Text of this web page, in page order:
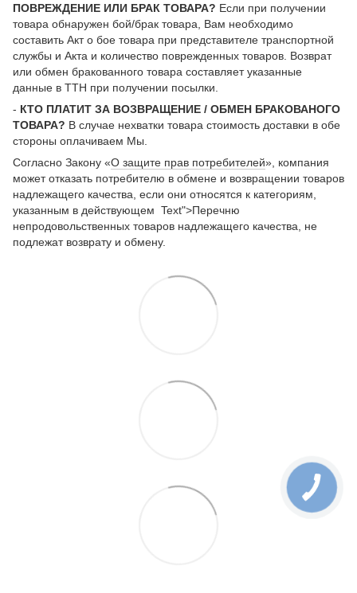
ПОВРЕЖДЕНИЕ ИЛИ БРАК ТОВАРА? Если при получении
товара обнаружен бой/брак товара, Вам необходимо
составить Акт о бое товара при представителе транспортной
службы и Акта и количество поврежденных товаров. Возврат
или обмен бракованного товара составляет указанные
данные в ТТН при получении посылки.
- КТО ПЛАТИТ ЗА ВОЗВРАЩЕНИЕ / ОБМЕН БРАКОВАНОГО
ТОВАРА? В случае нехватки товара стоимость доставки в обе
стороны оплачиваем Мы.
Согласно Закону «О защите прав потребителей», компания
может отказать потребителю в обмене и возвращении товаров
надлежащего качества, если они относятся к категориям,
указанным в действующем Text">Перечню
непродовольственных товаров надлежащего качества, не
подлежат возврату и обмену.